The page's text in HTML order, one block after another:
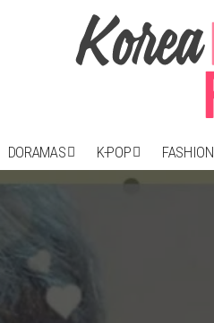
DORAMAS K-POP FASHION